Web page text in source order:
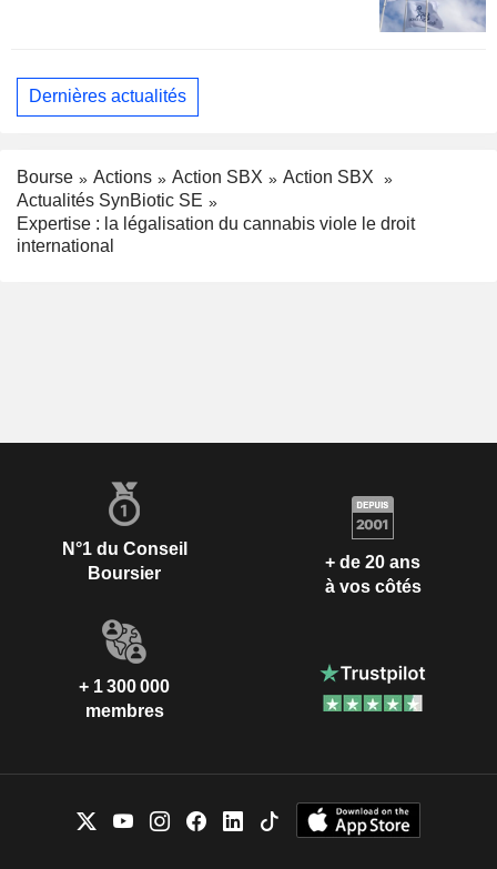
Dernières actualités
Bourse Actions Action SBX
Action SBX
Actualités SynBiotic SE
Expertise : la légalisation du cannabis viole le droit
international
N°1 du Conseil
Boursier
+ de 20 ans
à vos côtés
+ 1 300 000
membres